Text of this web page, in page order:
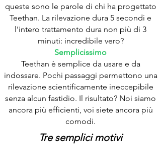
queste sono le parole di chi ha progettato
Teethan. La rilevazione dura 5 secondi e
l’intero trattamento dura non più di 3
minuti: incredibile vero?
Semplicissimo
Teethan è semplice da usare e da
indossare. Pochi passaggi permettono una
rilevazione scientificamente ineccepibile
senza alcun fastidio. Il risultato? Noi siamo
ancora più efficienti, voi siete ancora più
comodi.
Tre semplici motivi